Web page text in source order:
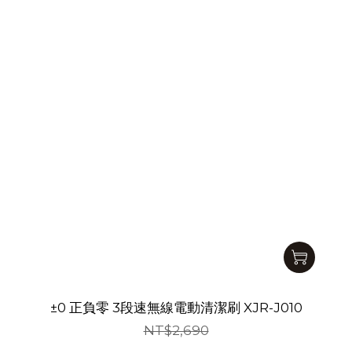
±0 正負零 3段速無線電動清潔刷 XJR-J010
NT$2,690